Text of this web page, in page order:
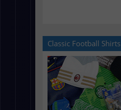
Classic Football Shirts